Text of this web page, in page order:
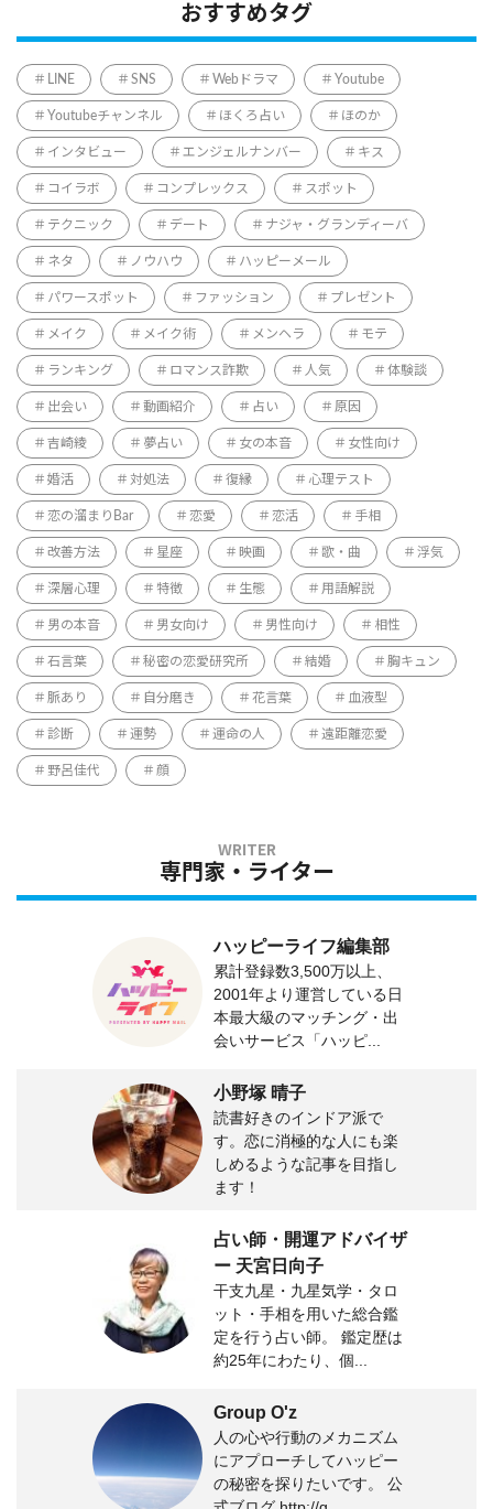
おすすめタグ
LINE SNS Webドラマ Youtube
Youtubeチャンネル ほくろ占い ほのか
インタビュー エンジェルナンバー キス
コイラボ コンプレックス スポット
テクニック デート ナジャ・グランディーバ
ネタ ノウハウ ハッピーメール
パワースポット ファッション プレゼント
メイク メイク術 メンヘラ モテ
ランキング ロマンス詐欺 人気 体験談
出会い 動画紹介 占い 原因
吉崎綾 夢占い 女の本音 女性向け
婚活 対処法 復縁 心理テスト
恋の溜まりBar 恋愛 恋活 手相
改善方法 星座 映画 歌・曲 浮気
深層心理 特徴 生態 用語解説
男の本音 男女向け 男性向け 相性
石言葉 秘密の恋愛研究所 結婚 胸キュン
脈あり 自分磨き 花言葉 血液型
診断 運勢 運命の人 遠距離恋愛
野呂佳代 顔
専門家・ライター
ハッピーライフ編集部
累計登録数3,500万以上、
2001年より運営している日
本最大級のマッチング・出
会いサービス「ハッピ...
小野塚 晴子
読書好きのインドア派で
す。恋に消極的な人にも楽
しめるような記事を目指し
ます！
占い師・開運アドバイザ
ー 天宮日向子
干支九星・九星気学・タロ
ット・手相を用いた総合鑑
定を行う占い師。 鑑定歴は
約25年にわたり、個...
Group O'z
人の心や行動のメカニズム
にアプローチしてハッピー
の秘密を探りたいです。 公